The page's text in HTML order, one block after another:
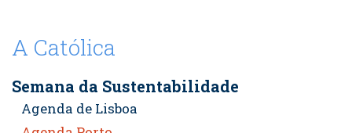
A Católica
Semana da Sustentabilidade
Agenda de Lisboa